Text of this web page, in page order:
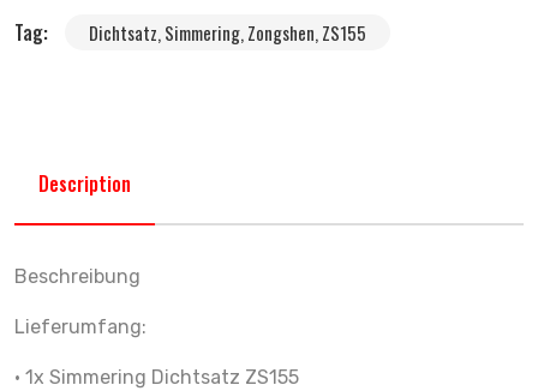
Tag: Dichtsatz, Simmering, Zongshen, ZS155
Description
Beschreibung
Lieferumfang:
• 1x Simmering Dichtsatz ZS155